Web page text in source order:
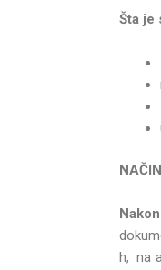
Šta je
h, na